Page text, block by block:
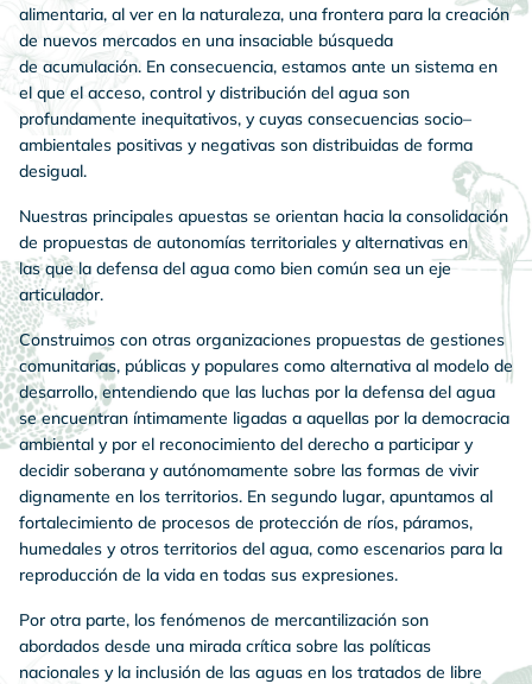
alimentaria, al ver en la naturaleza, una frontera para la creación
de nuevos mercados en una insaciable búsqueda
de acumulación. En consecuencia, estamos ante un sistema en
el que el acceso, control y distribución del agua son
profundamente inequitativos, y cuyas consecuencias socio–
ambientales positivas y negativas son distribuidas de forma
desigual.
Nuestras principales apuestas se orientan hacia la consolidación
de propuestas de autonomías territoriales y alternativas en
las que la defensa del agua como bien común sea un eje
articulador.
Construimos con otras organizaciones propuestas de gestiones
comunitarias, públicas y populares como alternativa al modelo de
desarrollo, entendiendo que las luchas por la defensa del agua
se encuentran íntimamente ligadas a aquellas por la democracia
ambiental y por el reconocimiento del derecho a participar y
decidir soberana y autónomamente sobre las formas de vivir
dignamente en los territorios. En segundo lugar, apuntamos al
fortalecimiento de procesos de protección de ríos, páramos,
humedales y otros territorios del agua, como escenarios para la
reproducción de la vida en todas sus expresiones.
Por otra parte, los fenómenos de mercantilización son
abordados desde una mirada crítica sobre las políticas
nacionales y la inclusión de las aguas en los tratados de libre